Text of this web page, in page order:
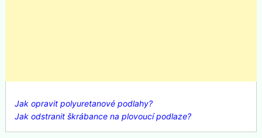
Jak opravit polyuretanové podlahy?
Jak odstranit škrábance na plovoucí podlaze?